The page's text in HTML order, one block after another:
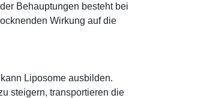
Behauptungen besteht bei
Wirkung auf die
Liposome ausbilden.
steigern, transportieren die